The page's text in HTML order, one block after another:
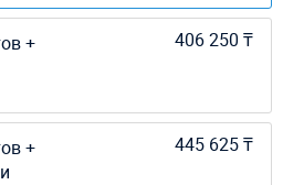
+
406 250 ₸
+
445 625 ₸